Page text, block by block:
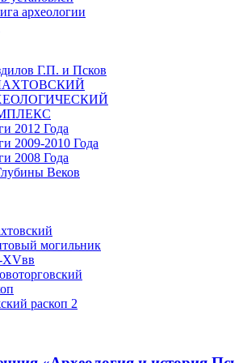
археологии
Г.П. и Псков
2012 Года
2009-2010 Года
2008 Года
Веков
могильник
раскоп 2